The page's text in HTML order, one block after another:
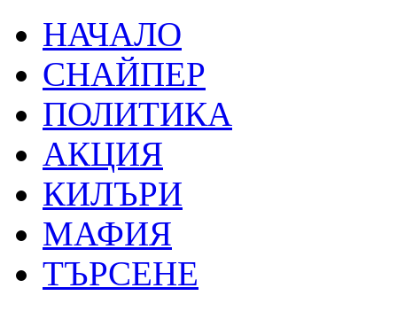
НАЧАЛО
СНАЙПЕР
ПОЛИТИКА
АКЦИЯ
КИЛЪРИ
МАФИЯ
ТЪРСЕНЕ